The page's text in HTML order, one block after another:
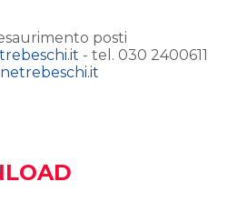
posti
- tel. 030 2400611